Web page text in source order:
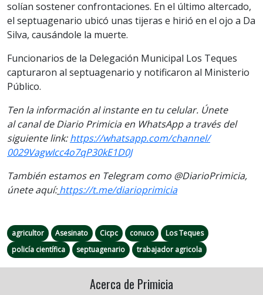
solían sostener confrontaciones. En el último altercado,
el septuagenario ubicó unas tijeras e hirió en el ojo a Da
Silva, causándole la muerte.
Funcionarios de la Delegación Municipal Los Teques
capturaron al septuagenario y notificaron al Ministerio
Público.
Ten la información al instante en tu celular. Únete
alcanalde Diario Primicia en WhatsApp a través del
siguientelink:https://whatsapp.com/channel/
0029VagwIcc4o7qP30kE1D0J
También estamos en Telegram como @DiarioPrimicia,
únete aquí: https://t.me/diarioprimicia
agricultor Asesinato Cicpc conuco
Los Teques
policía científica
septuagenario trabajador agricola
Acerca de Primicia